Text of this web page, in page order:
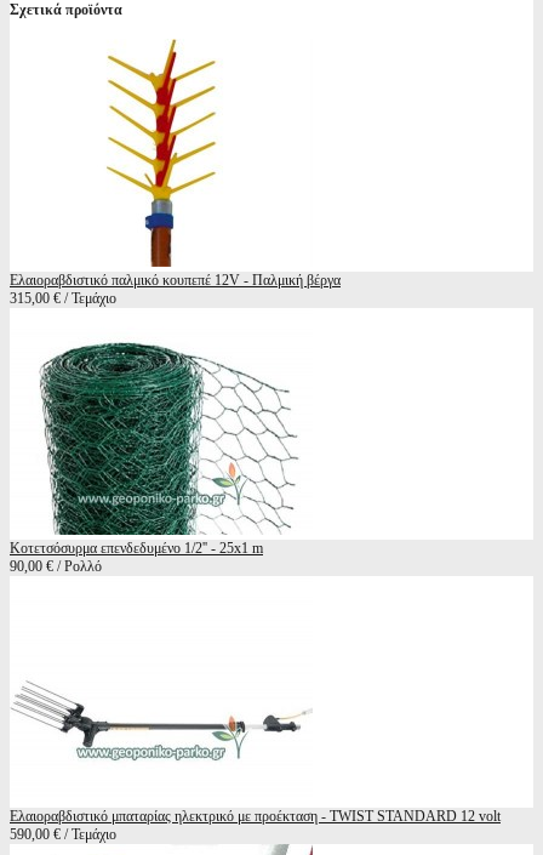
Σχετικά προϊόντα
Ελαιοραβδιστικό παλμικό κουπεπέ 12V - Παλμική βέργα
315,00 € / Τεμάχιο
Κοτετσόσυρμα επενδεδυμένο 1/2'' - 25x1 m
90,00 € / Ρολλό
Ελαιοραβδιστικό μπαταρίας ηλεκτρικό με προέκταση - TWIST STANDARD 12 volt
590,00 € / Τεμάχιο